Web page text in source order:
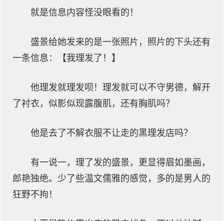
就是信息内容怪没眼看的！
盛景给她发来的是一张照片，照片的下头还有
一条信息：【我理发了！】
他理发就理发呗！理发就可以不守男德，解开
了衬衣，似影似现露腹肌，还有胸肌吗？
他是去了不解衣服不让走的黑理发店吗？
有一说一，理了发的盛景，更显得眉如墨画，
郎艳独绝。少了些温文儒雅的感觉，多的是男人的
狂野不拘！